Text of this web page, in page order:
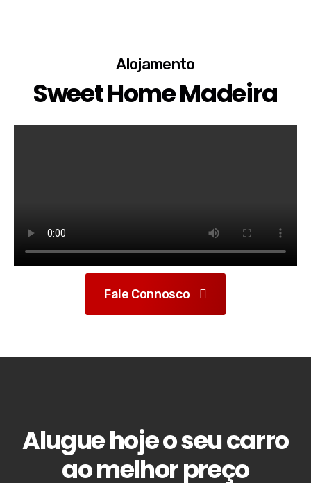
Alojamento
Sweet Home Madeira
Fale Connosco
Alugue hoje o seu carro
ao melhor preço